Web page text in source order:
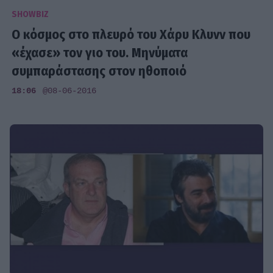
SHOWBIZ
Ο κόσμος στο πλευρό του Χάρυ Κλυνν που
«έχασε» τον γιο του. Μηνύματα
συμπαράστασης στον ηθοποιό
18:06 @08-06-2016